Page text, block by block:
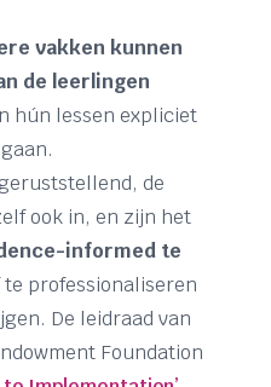
vakken kunnen
de leerlingen
hún lessen expliciet
de
ook in, en zijn het
informed te
professionaliseren
De leidraad van
Foundation